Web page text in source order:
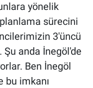
yönelik
sürecini
3'üncü
Şu anda İnegöl'de
Ben İnegöl
bu imkanı